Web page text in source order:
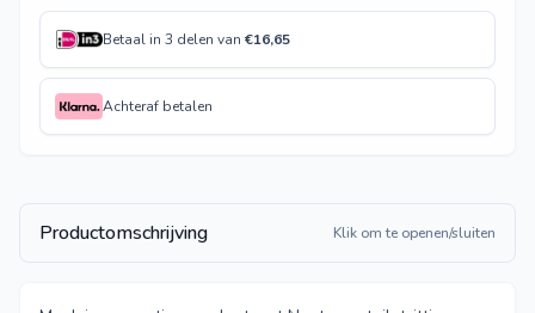
Betaal in 3 delen van €16,65
Achteraf betalen
Productomschrijving Klik om te openen/sluiten